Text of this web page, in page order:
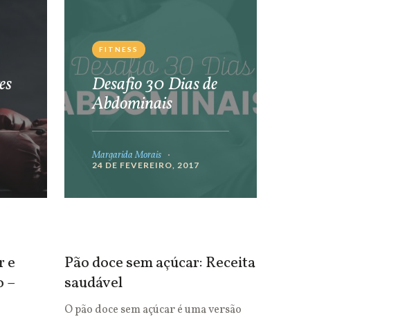
FITNESS
Desafio 30 Dias de
Abdominais
Margarida Morais
24 DE FEVEREIRO, 2017
e
–
Pão doce sem açúcar: Receita
saudável
O pão doce sem açúcar é uma versão